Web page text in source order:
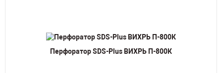
Перфоратор SDS-Plus ВИХРЬ П-800К